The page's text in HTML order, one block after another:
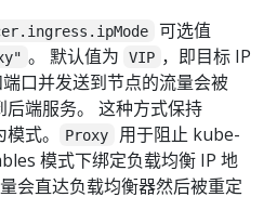
可选值
。 默认值为 VIP ，即目标 IP
口并发送到节点的流量会被
端服务。 这种方式保持
式。
Proxy
用于阻止 kube-
模式下绑定负载均衡 IP 地
会直达负载均衡器然后被重定